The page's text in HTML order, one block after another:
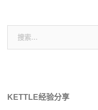
索：
KETTLE经验分享